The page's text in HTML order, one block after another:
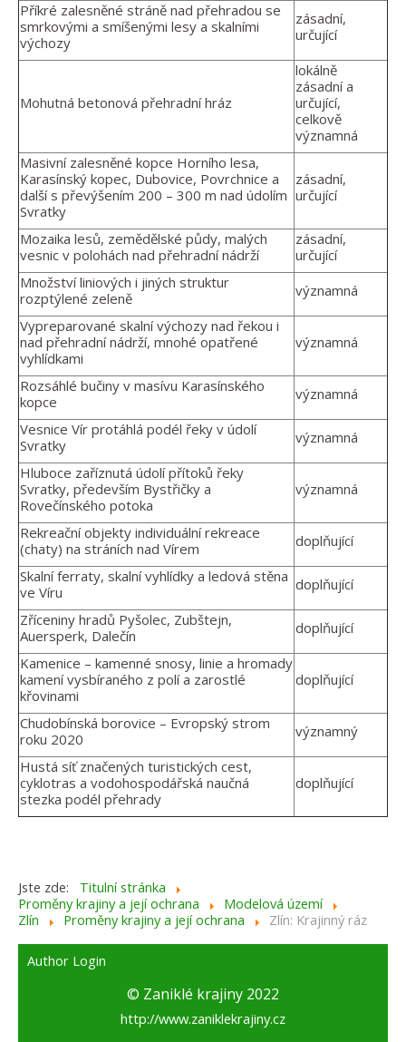
Příkré zalesněné stráně nad přehradou se
smrkovými a smíšenými lesy a skalními
výchozy
zásadní,
určující
Mohutná betonová přehradní hráz
lokálně
zásadní a
určující,
celkově
významná
Masivní zalesněné kopce Horního lesa,
Karasínský kopec, Dubovice, Povrchnice a
další s převýšením 200 – 300 m nad údolím
Svratky
zásadní,
určující
Mozaika lesů, zemědělské půdy, malých
vesnic v polohách nad přehradní nádrží
zásadní,
určující
Množství liniových i jiných struktur
rozptýlené zeleně
významná
Vypreparované skalní výchozy nad řekou i
nad přehradní nádrží, mnohé opatřené
vyhlídkami
významná
Rozsáhlé bučiny v masívu Karasínského
kopce
významná
Vesnice Vír protáhlá podél řeky v údolí
Svratky
významná
Hluboce zaříznutá údolí přítoků řeky
Svratky, především Bystřičky a
Rovečínského potoka
významná
Rekreační objekty individuální rekreace
(chaty) na stráních nad Vírem
doplňující
Skalní ferraty, skalní vyhlídky a ledová stěna
ve Víru
doplňující
Zříceniny hradů Pyšolec, Zubštejn,
Auersperk, Dalečín
doplňující
Kamenice – kamenné snosy, linie a hromady
kamení vysbíraného z polí a zarostlé
křovinami
doplňující
Chudobínská borovice – Evropský strom
roku 2020
významný
Hustá síť značených turistických cest,
cyklotras a vodohospodářská naučná
stezka podél přehrady
doplňující
Jste zde:
Titulní stránka
Proměny krajiny a její ochrana
Modelová území
Zlín
Proměny krajiny a její ochrana Zlín: Krajinný ráz
Author Login
© Zaniklé krajiny 2022
http://www.zaniklekrajiny.cz